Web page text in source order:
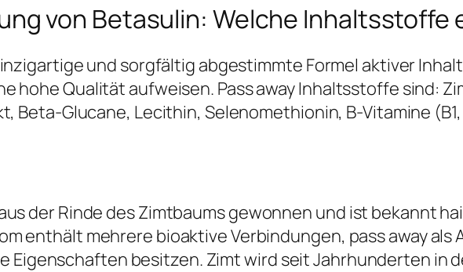
von Betasulin: Welche Inhaltsstoffe
und sorgfältig abgestimmte Formel aktiver
hohe Qualität aufweisen. Pass away Inhaltsstoffe sind:
Beta-Glucane, Lecithin, Selenomethionin, B-Vitamine (B1,
der Rinde des Zimtbaums gewonnen und ist bekannt
enthält mehrere bioaktive Verbindungen, pass away
Eigenschaften besitzen. Zimt wird seit Jahrhunderten in